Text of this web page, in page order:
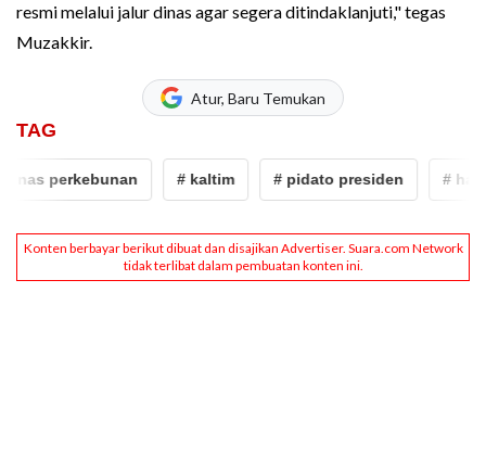
resmi melalui jalur dinas agar segera ditindaklanjuti," tegas
Muzakkir.
Atur, Baru Temukan
TAG
perkebunan # kaltim # pidato presiden # harga